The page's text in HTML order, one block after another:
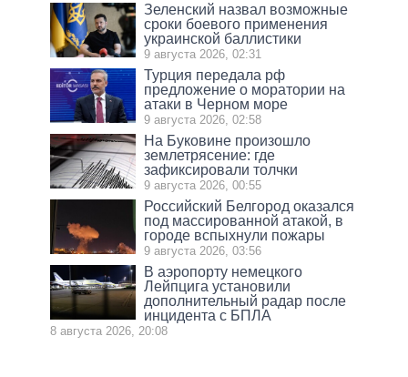
Зеленский назвал возможные
сроки боевого применения
украинской баллистики
9 августа 2026, 02:31
Турция передала рф
предложение о моратории на
атаки в Черном море
9 августа 2026, 02:58
На Буковине произошло
землетрясение: где
зафиксировали толчки
9 августа 2026, 00:55
Российский Белгород оказался
под массированной атакой, в
городе вспыхнули пожары
9 августа 2026, 03:56
В аэропорту немецкого
Лейпцига установили
дополнительный радар после
инцидента с БПЛА
8 августа 2026, 20:08